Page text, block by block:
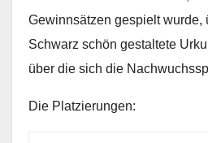
Gewinnsätzen gespielt wurde,
Schwarz schön gestaltete
über die sich die
Die Platzierungen: